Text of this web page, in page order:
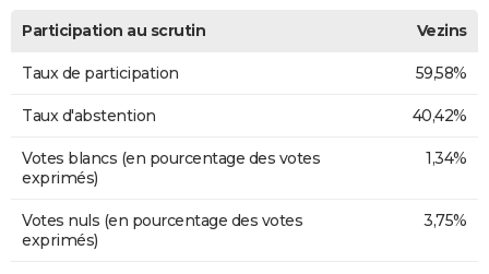
FORUM
Participation au scrutin Vezins
Taux de participation 59,58%
Taux d'abstention 40,42%
Votes blancs (en pourcentage des votes
exprimés)
1,34%
Votes nuls (en pourcentage des votes
exprimés)
3,75%